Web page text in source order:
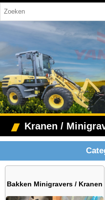
Kranen /
Bakken Minigravers / Kranen